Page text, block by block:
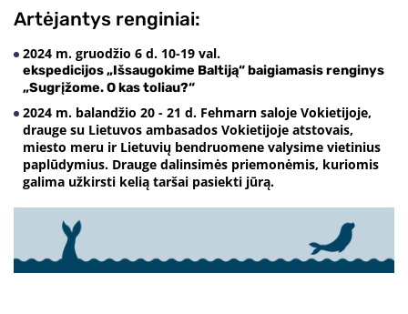
Artėjantys renginiai:
2024 m. gruodžio 6 d. 10-19 val.
ekspedicijos „Išsaugokime Baltiją“ baigiamasis renginys
„Sugrįžome. O kas toliau?“
2024 m. balandžio 20 - 21 d. Fehmarn saloje Vokietijoje,
drauge su Lietuvos ambasados Vokietijoje atstovais,
miesto meru ir Lietuvių bendruomene valysime vietinius
paplūdymius. Drauge dalinsimės priemonėmis, kuriomis
galima užkirsti kelią taršai pasiekti jūrą.